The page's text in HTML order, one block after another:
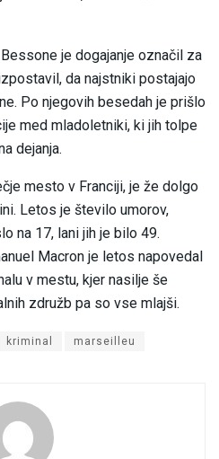
je dogajanje označil za
da najstniki postajajo
Po njegovih besedah je prišlo
med mladoletniki, ki jih tolpe
dejanja.
mesto v Franciji, je že dolgo
Letos je število umorov,
na 17, lani jih je bilo 49.
Macron je letos napovedal
v mestu, kjer nasilje še
združb pa so vse mlajši.
kriminal marseilleu